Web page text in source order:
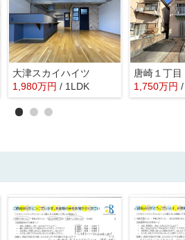
大津スカイハイツ
1,980万円 / 1LDK
唐崎１丁目
1,750万円